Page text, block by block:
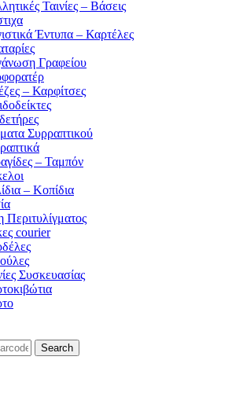
Ταινίες – Βάσεις
Έντυπα – Καρτέλες
Γραφείου
– Καρφίτσες
Συρραπτικού
– Ταμπόν
– Κοπίδια
Περιτυλίγματος
courier
Συσκευασίας
Search